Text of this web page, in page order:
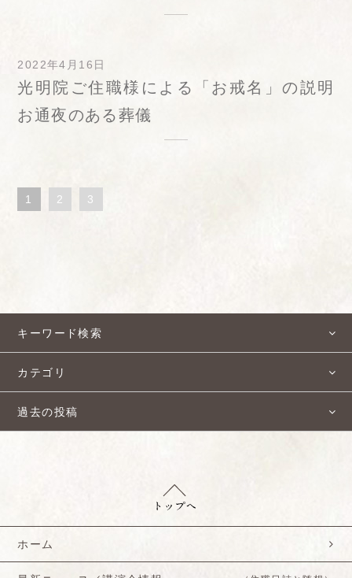
2022年4月16日
光明院ご住職様による「お戒名」の説明
お通夜のある葬儀
1 2 3
キーワード検索
カテゴリ
過去の投稿
ホーム